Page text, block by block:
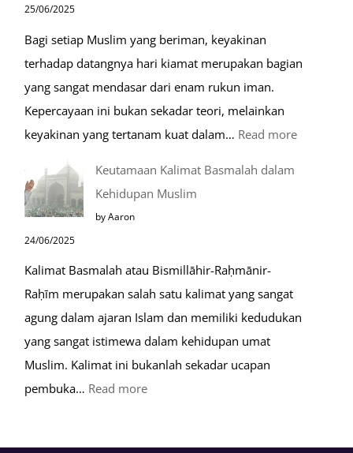
25/06/2025
Bagi setiap Muslim yang beriman, keyakinan
terhadap datangnya hari kiamat merupakan bagian
yang sangat mendasar dari enam rukun iman.
Kepercayaan ini bukan sekadar teori, melainkan
keyakinan yang tertanam kuat dalam… Read more:
Keutamaan Kalimat Basmalah dalam
Kehidupan Muslim
by Aaron
24/06/2025
Kalimat Basmalah atau Bismillāhir-Raḥmānir-
Raḥīm merupakan salah satu kalimat yang sangat
agung dalam ajaran Islam dan memiliki kedudukan
yang sangat istimewa dalam kehidupan umat
Muslim. Kalimat ini bukanlah sekadar ucapan
pembuka… Read more: